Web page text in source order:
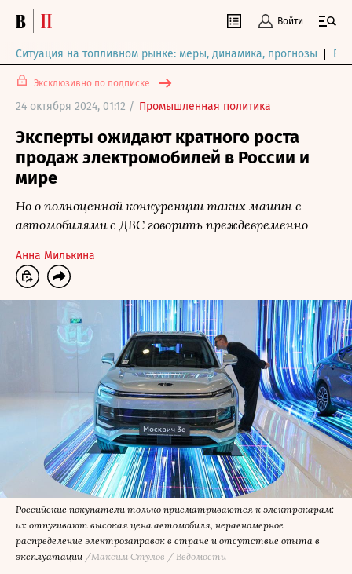
Войти
Ситуация на топливном рынке: меры, динамика, прогнозы
Эксклюзивно по подписке
24 октября 2024, 01:12 / Промышленная политика
Эксперты ожидают кратного роста
продаж электромобилей в России и
мире
Но о полноценной конкуренции таких машин с
автомобилями с ДВС говорить преждевременно
Анна Милькина
Российские покупатели только присматриваются к электрокарам:
их отпугивают высокая цена автомобиля, неравномерное
распределение электрозаправок в стране и отсутствие опыта в
эксплуатации /Максим Стулов / Ведомости